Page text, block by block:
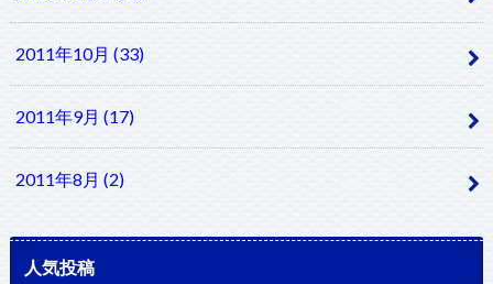
2011年10月 (33)
2011年9月 (17)
2011年8月 (2)
人気投稿